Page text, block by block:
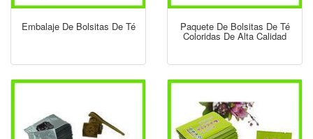
Embalaje De Bolsitas De Té Paquete De Bolsitas De Té
Coloridas De Alta Calidad